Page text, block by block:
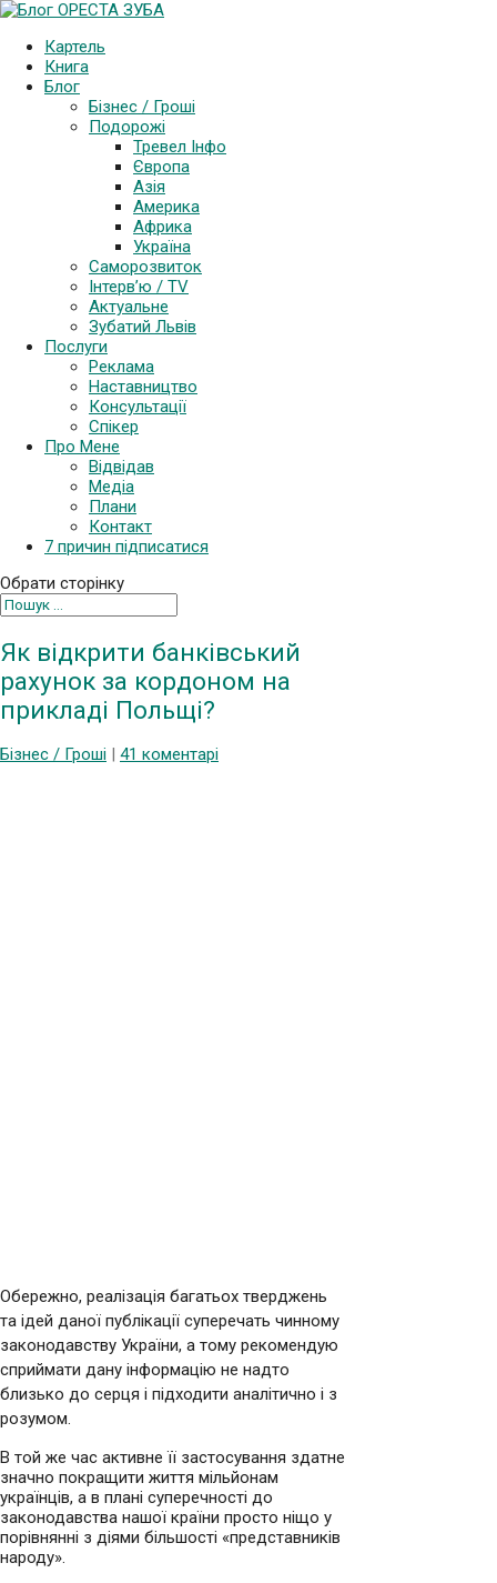
Картель
Книга
Блог
Бізнес / Гроші
Подорожі
Тревел Інфо
Європа
Азія
Америка
Африка
Україна
Саморозвиток
Інтерв’ю / TV
Актуальне
Зубатий Львів
Послуги
Реклама
Наставництво
Консультації
Спікер
Про Мене
Відвідав
Медіа
Плани
Контакт
7 причин підписатися
Обрати сторінку
Як відкрити банківський
рахунок за кордоном на
прикладі Польщі?
Бізнес / Гроші 41 коментарі
Обережно, реалізація багатьох тверджень
та ідей даної публікації суперечать чинному
законодавству України, а тому рекомендую
сприймати дану інформацію не надто
близько до серця і підходити аналітично і з
розумом.
В той же час активне її застосування здатне
значно покращити життя мільйонам
українців, а в плані суперечності до
законодавства нашої країни просто ніщо у
порівнянні з діями більшості «представників
народу».